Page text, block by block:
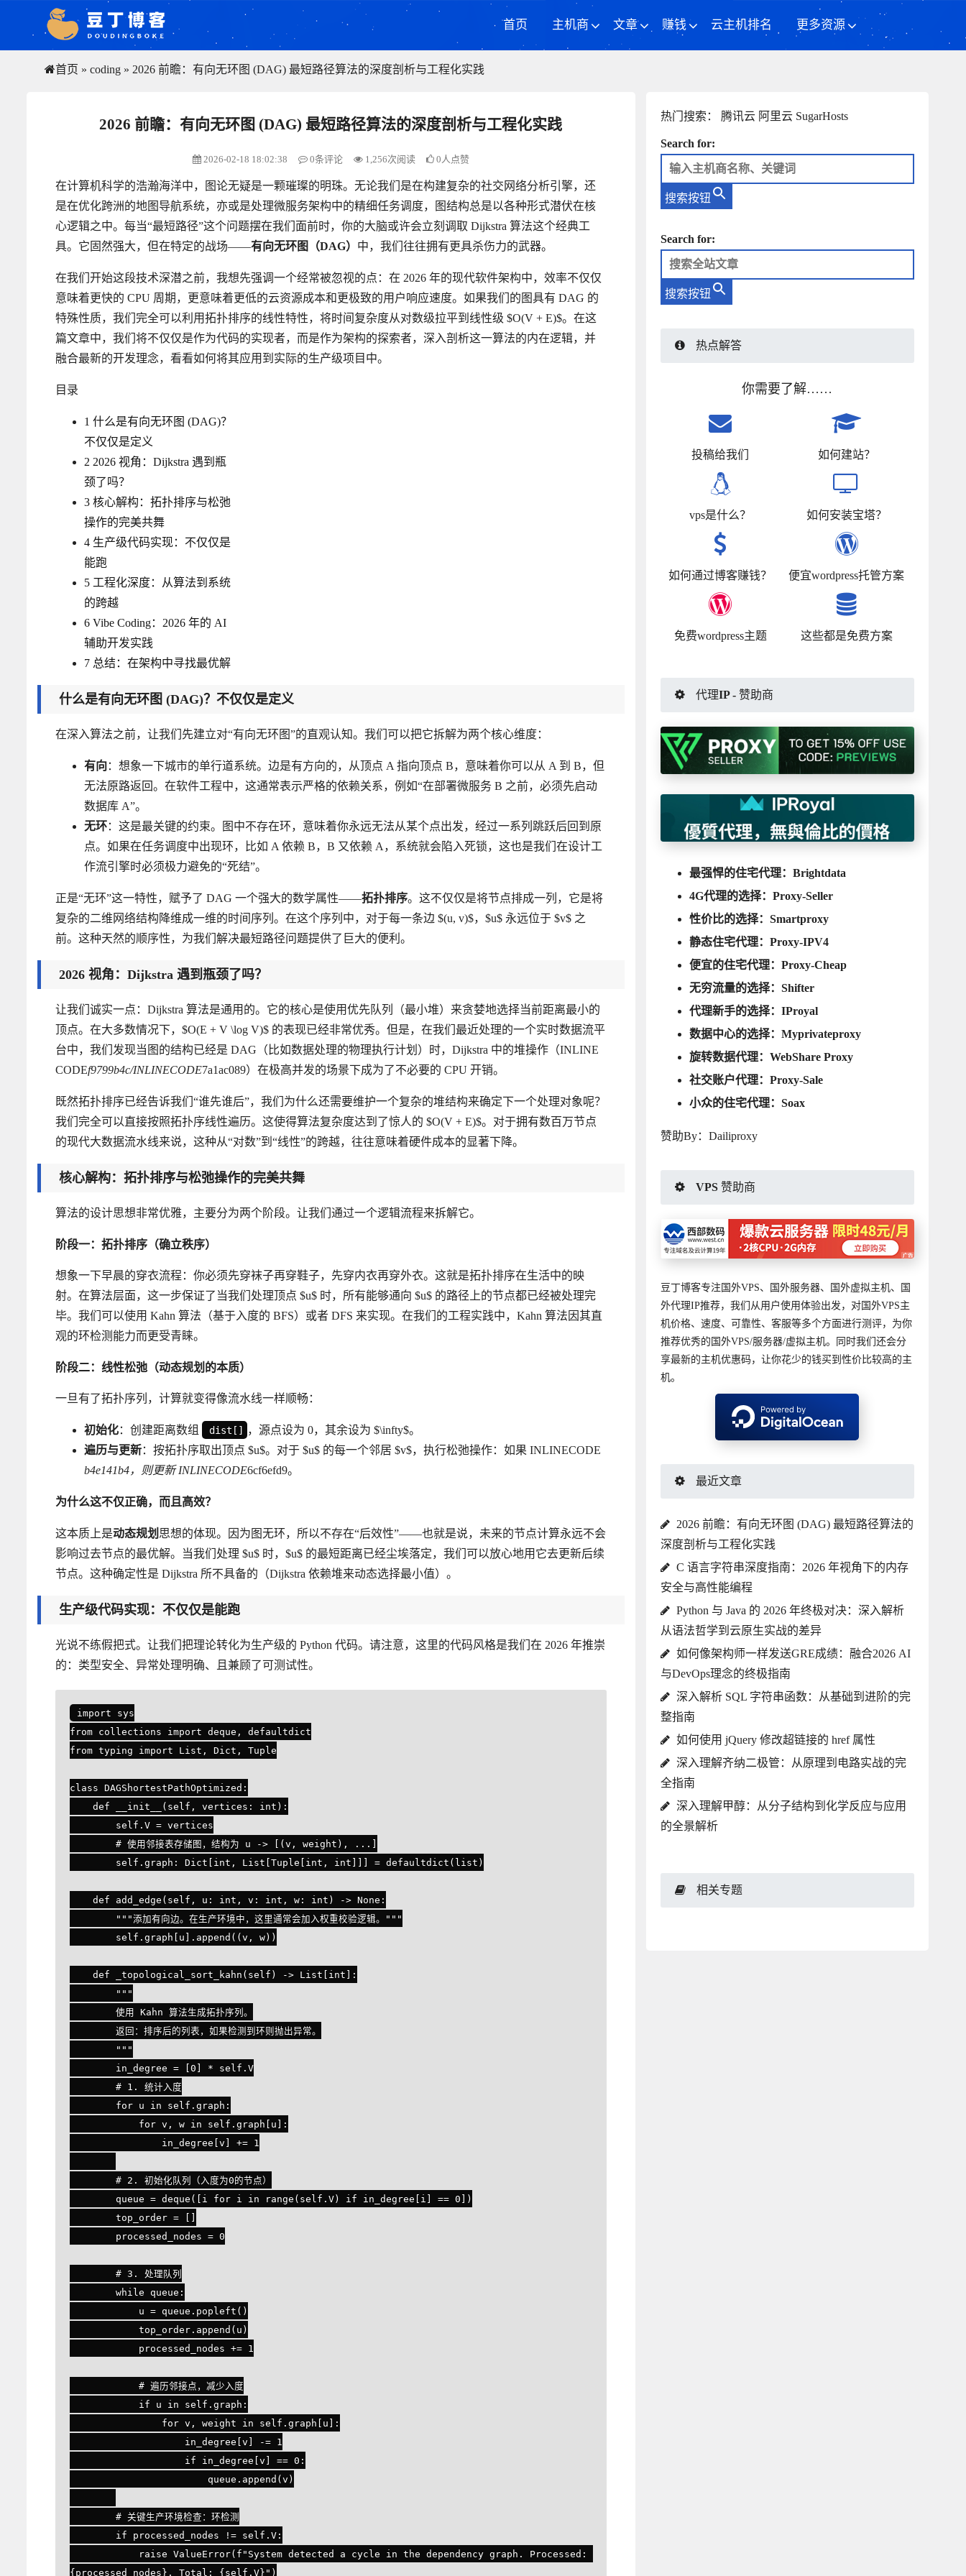
首页 主机商 文章 赚钱 云主机排名 更多资源
首页 » coding » 2026 前瞻：有向无环图 (DAG) 最短路径算法的深度剖析与工程化实践
2026 前瞻：有向无环图 (DAG) 最短路径算法的深度剖析与工程化实践
2026-02-18 18:02:38 0条评论 1,256次阅读 0人点赞
在计算机科学的浩瀚海洋中，图论无疑是一颗璀璨的明珠。无论我们是在构建复杂的社交网络分析引擎，还
是在优化跨洲的地图导航系统，亦或是处理微服务架构中的精细任务调度，图结构总是以各种形式潜伏在核
心逻辑之中。每当“最短路径”这个问题摆在我们面前时，你的大脑或许会立刻调取 Dijkstra 算法这个经典工
具。它固然强大，但在特定的战场——有向无环图（DAG） 中，我们往往拥有更具杀伤力的武器。
在我们开始这段技术深潜之前，我想先强调一个经常被忽视的点：在 2026 年的现代软件架构中，效率不仅仅
意味着更快的 CPU 周期，更意味着更低的云资源成本和更极致的用户响应速度。如果我们的图具有 DAG 的
特殊性质，我们完全可以利用拓扑排序的线性特性，将时间复杂度从对数级拉平到线性级 $O(V + E)$。在这
篇文章中，我们将不仅仅是作为代码的实现者，而是作为架构的探索者，深入剖析这一算法的内在逻辑，并
融合最新的开发理念，看看如何将其应用到实际的生产级项目中。
目录
1 什么是有向无环图 (DAG)？
不仅仅是定义
2 2026 视角：Dijkstra 遇到瓶
颈了吗？
3 核心解构：拓扑排序与松弛
操作的完美共舞
4 生产级代码实现：不仅仅是
能跑
5 工程化深度：从算法到系统
的跨越
6 Vibe Coding：2026 年的 AI
辅助开发实践
7 总结：在架构中寻找最优解
什么是有向无环图 (DAG)？不仅仅是定义
在深入算法之前，让我们先建立对“有向无环图”的直观认知。我们可以把它拆解为两个核心维度：
有向 ：想象一下城市的单行道系统。边是有方向的，从顶点 A 指向顶点 B，意味着你可以从 A 到 B，但
无法原路返回。在软件工程中，这通常表示严格的依赖关系，例如“在部署微服务 B 之前，必须先启动
数据库 A”。
无环：这是最关键的约束。图中不存在环，意味着你永远无法从某个点出发，经过一系列跳跃后回到原
点。如果在任务调度中出现环，比如 A 依赖 B，B 又依赖 A，系统就会陷入死锁，这也是我们在设计工
作流引擎时必须极力避免的“死结”。
正是“无环”这一特性，赋予了 DAG 一个强大的数学属性——拓扑排序。这不仅仅是将节点排成一列，它是将
复杂的二维网络结构降维成一维的时间序列。在这个序列中，对于每一条边 $(u, v)$，$u$ 永远位于 $v$ 之
前。这种天然的顺序性，为我们解决最短路径问题提供了巨大的便利。
2026 视角：Dijkstra 遇到瓶颈了吗？
让我们诚实一点：Dijkstra 算法是通用的。它的核心是使用优先队列（最小堆）来贪婪地选择当前距离最小的
顶点。在大多数情况下，$O(E + V \log V)$ 的表现已经非常优秀。但是，在我们最近处理的一个实时数据流平
台中，我们发现当图的结构已经是 DAG（比如数据处理的物理执行计划）时，Dijkstra 中的堆操作（INLINE
CODEf9799b4c/INLINECODE7a1ac089）在极高并发的场景下成为了不必要的 CPU 开销。
既然拓扑排序已经告诉我们“谁先谁后”，我们为什么还需要维护一个复杂的堆结构来确定下一个处理对象呢？
我们完全可以直接按照拓扑序线性遍历。这使得算法复杂度达到了惊人的 $O(V + E)$。对于拥有数百万节点
的现代大数据流水线来说，这种从“对数”到“线性”的跨越，往往意味着硬件成本的显著下降。
核心解构：拓扑排序与松弛操作的完美共舞
算法的设计思想非常优雅，主要分为两个阶段。让我们通过一个逻辑流程来拆解它。
阶段一：拓扑排序（确立秩序）
想象一下早晨的穿衣流程：你必须先穿袜子再穿鞋子，先穿内衣再穿外衣。这就是拓扑排序在生活中的映
射。在算法层面，这一步保证了当我们处理顶点 $u$ 时，所有能够通向 $u$ 的路径上的节点都已经被处理完
毕。我们可以使用 Kahn 算法（基于入度的 BFS）或者 DFS 来实现。在我们的工程实践中，Kahn 算法因其直
观的环检测能力而更受青睐。
阶段二：线性松弛（动态规划的本质）
一旦有了拓扑序列，计算就变得像流水线一样顺畅：
初始化：创建距离数组 dist[] ，源点设为 0，其余设为 $\infty$。
遍历与更新：按拓扑序取出顶点 $u$。对于 $u$ 的每一个邻居 $v$，执行松弛操作：如果 INLINECODE
b4e141b4，则更新 INLINECODE6cf6efd9。
为什么这不仅正确，而且高效？
这本质上是动态规划 思想的体现。因为图无环，所以不存在“后效性”——也就是说，未来的节点计算永远不会
影响过去节点的最优解。当我们处理 $u$ 时，$u$ 的最短距离已经尘埃落定，我们可以放心地用它去更新后续
节点。这种确定性是 Dijkstra 所不具备的（Dijkstra 依赖堆来动态选择最小值）。
生产级代码实现：不仅仅是能跑
光说不练假把式。让我们把理论转化为生产级的 Python 代码。请注意，这里的代码风格是我们在 2026 年推崇
的：类型安全、异常处理明确、且兼顾了可测试性。
import sys
from collections import deque, defaultdict
from typing import List, Dict, Tuple
class DAGShortestPathOptimized:
{processed_nodes}, Total: {self.V}")
热门搜索： 腾讯云 阿里云 SugarHosts
Search for:
搜索按钮
Search for:
搜索按钮
热点解答
你需要了解……
投稿给我们 如何建站？
vps是什么？ 如何安装宝塔？
如何通过博客赚钱？ 便宜wordpress托管方案
免费wordpress主题 这些都是免费方案
代理IP - 赞助商
最强悍的住宅代理： Brightdata
4G代理的选择： Proxy-Seller
性价比的选择： Smartproxy
静态住宅代理： Proxy-IPV4
便宜的住宅代理： Proxy-Cheap
无穷流量的选择： Shifter
代理新手的选择： IProyal
数据中心的选择： Myprivateproxy
旋转数据代理： WebShare Proxy
社交账户代理： Proxy-Sale
小众的住宅代理： Soax
赞助By： Dailiproxy
VPS 赞助商
豆丁博客专注国外VPS、国外服务器、国外虚拟主机、国
外代理IP推荐，我们从用户使用体验出发，对国外VPS主
机价格、速度、可靠性、客服等多个方面进行测评，为你
推荐优秀的国外VPS/服务器/虚拟主机。同时我们还会分
享最新的主机优惠码，让你花少的钱买到性价比较高的主
机。
最近文章
2026 前瞻：有向无环图 (DAG) 最短路径算法的
深度剖析与工程化实践
C 语言字符串深度指南：2026 年视角下的内存
安全与高性能编程
Python 与 Java 的 2026 年终极对决：深入解析
从语法哲学到云原生实战的差异
如何像架构师一样发送GRE成绩：融合2026 AI
与DevOps理念的终极指南
深入解析 SQL 字符串函数：从基础到进阶的完
整指南
如何使用 jQuery 修改超链接的 href 属性
深入理解齐纳二极管：从原理到电路实战的完
全指南
深入理解甲醇：从分子结构到化学反应与应用
的全景解析
相关专题